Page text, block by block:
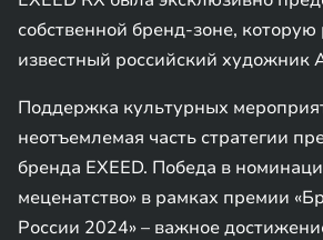
собственной бренд-зоне, которую
известный российский художник
Поддержка культурных
неотъемлемая часть стратегии
бренда EXEED. Победа в
меценатство» в рамках премии
России 2024» – важное